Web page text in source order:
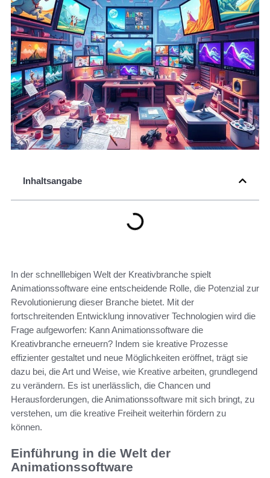
Inhaltsangabe
In der schnelllebigen Welt der Kreativbranche spielt
Animationssoftware eine entscheidende Rolle, die Potenzial zur
Revolutionierung dieser Branche bietet. Mit der
fortschreitenden Entwicklung innovativer Technologien wird die
Frage aufgeworfen: Kann Animationssoftware die
Kreativbranche erneuern? Indem sie kreative Prozesse
effizienter gestaltet und neue Möglichkeiten eröffnet, trägt sie
dazu bei, die Art und Weise, wie Kreative arbeiten, grundlegend
zu verändern. Es ist unerlässlich, die Chancen und
Herausforderungen, die Animationssoftware mit sich bringt, zu
verstehen, um die kreative Freiheit weiterhin fördern zu
können.
Einführung in die Welt der
Animationssoftware